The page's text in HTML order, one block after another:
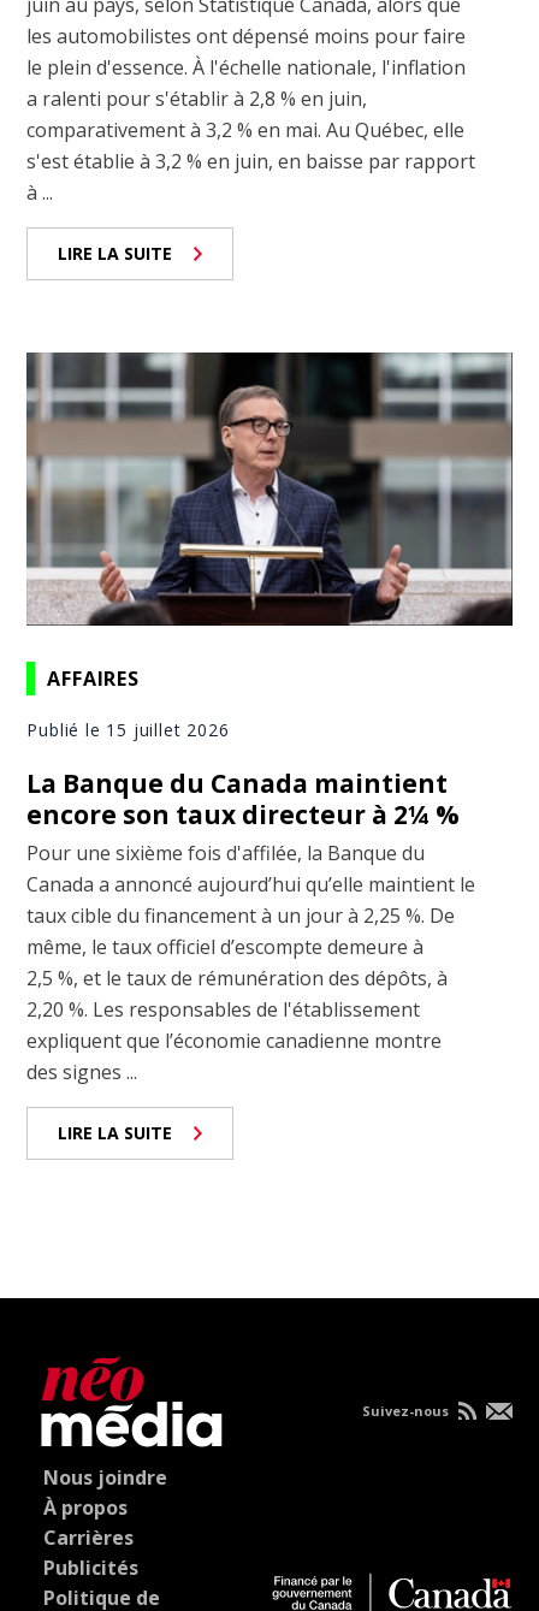
juin au pays, selon Statistique Canada, alors que
les automobilistes ont dépensé moins pour faire
le plein d'essence. À l'échelle nationale, l'inflation
a ralenti pour s'établir à 2,8 % en juin,
comparativement à 3,2 % en mai. Au Québec, elle
s'est établie à 3,2 % en juin, en baisse par rapport
à ...
LIRE LA SUITE
AFFAIRES
Publié le 15 juillet 2026
La Banque du Canada maintient
encore son taux directeur à 2¼ %
Pour une sixième fois d'affilée, la Banque du
Canada a annoncé aujourd’hui qu’elle maintient le
taux cible du financement à un jour à 2,25 %. De
même, le taux officiel d’escompte demeure à
2,5 %, et le taux de rémunération des dépôts, à
2,20 %. Les responsables de l'établissement
expliquent que l’économie canadienne montre
des signes ...
LIRE LA SUITE
Nous joindre
À propos
Carrières
Publicités
Politique de
Suivez-nous